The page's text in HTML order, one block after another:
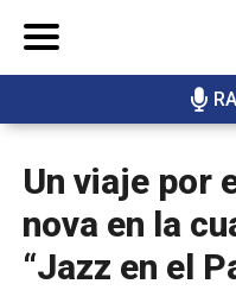
Un viaje por
nova en la
“Jazz en el